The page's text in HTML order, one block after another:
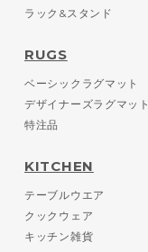
ラック&スタンド
RUGS
ベーシックラグマット
デザイナーズラグマット
特注品
KITCHEN
テーブルウエア
クックウェア
キッチン雑貨